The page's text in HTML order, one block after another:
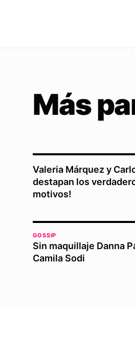
Más
Valeria Márquez y
destapan los
motivos!
GOSSIP
Sin maquillaje Danna
Camila Sodi